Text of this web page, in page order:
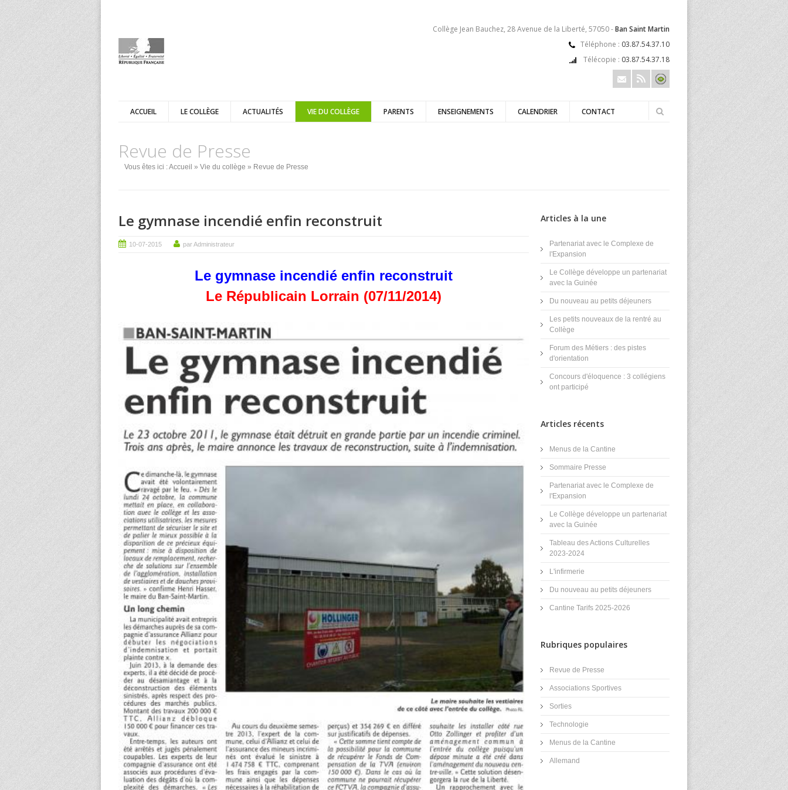
Collège Jean Bauchez, 28 Avenue de la Liberté, 57050 -Ban Saint Martin
Téléphone : 03.87.54.37.10
Télécopie : 03.87.54.37.18
ACCUEIL LE COLLÈGE ACTUALITÉS VIE DU COLLÈGE PARENTS ENSEIGNEMENTS CALENDRIER CONTACT
Revue de Presse
Vous êtes ici :Accueil » Vie du collège » Revue de Presse
Le gymnase incendié enfin reconstruit
10-07-2015 par Administrateur
Le gymnase incendié enfin reconstruit
Le Républicain Lorrain (07/11/2014)
Articles à la une
Partenariat avec le Complexe de
l'Expansion
Le Collège développe un partenariat
avec la Guinée
Du nouveau au petits déjeuners
Les petits nouveaux de la rentré au
Collège
Forum des Métiers : des pistes
d'orientation
Concours d'éloquence : 3 collégiens
ont participé
Articles récents
Menus de la Cantine
Sommaire Presse
Partenariat avec le Complexe de
l'Expansion
Le Collège développe un partenariat
avec la Guinée
Tableau des Actions Culturelles
2023-2024
L'infirmerie
Du nouveau au petits déjeuners
Cantine Tarifs 2025-2026
Rubriques populaires
Revue de Presse
Associations Sportives
Sorties
Technologie
Menus de la Cantine
Allemand